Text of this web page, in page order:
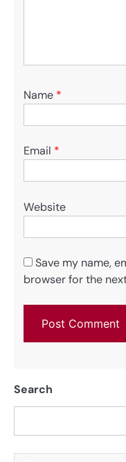
Name *
Email *
Website
Save my name,
browser for the
Search